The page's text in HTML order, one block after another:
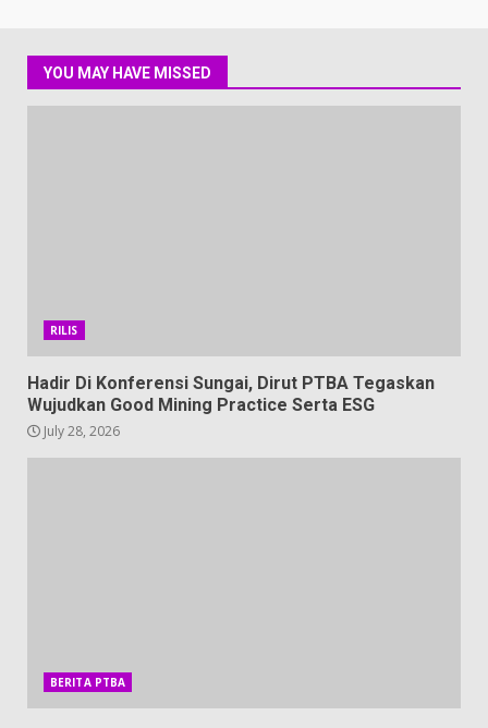
YOU MAY HAVE MISSED
RILIS
Hadir Di Konferensi Sungai, Dirut PTBA Tegaskan
Wujudkan Good Mining Practice Serta ESG
July 28, 2026
BERITA PTBA